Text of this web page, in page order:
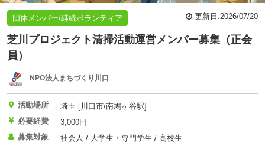
団体メンバー/継続ボランティア 更新日:2026/07/20
芝川プロジェクト清掃活動運営メンバー募集（正会
員）
NPO法人まちづくり川口
活動場所
埼玉 [川口市/南鳩ヶ谷駅]
必要経費
3,000円
募集対象
社会人 / 大学生・専門学生 / 高校生